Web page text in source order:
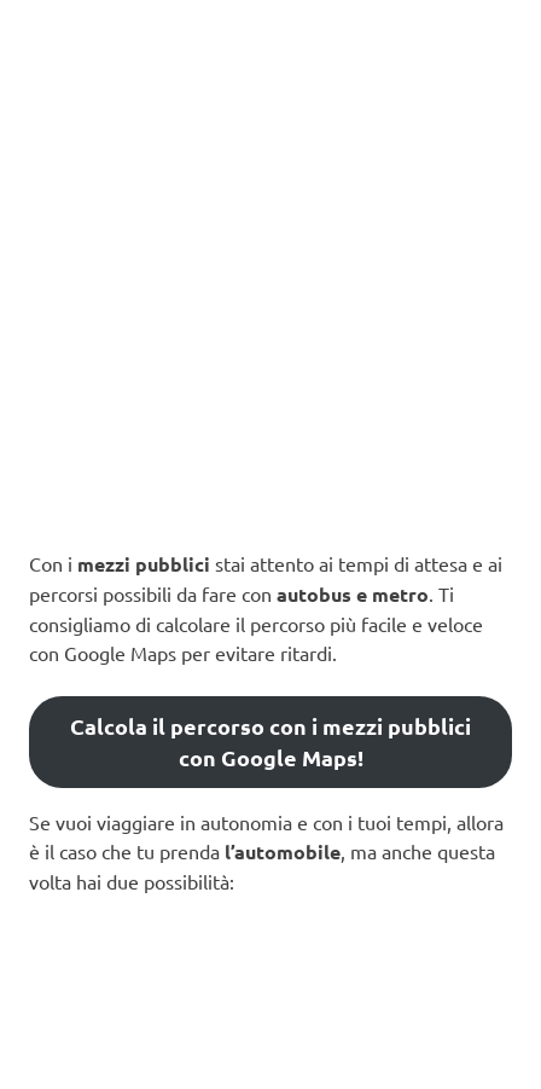
Con i mezzi pubblici stai attento ai tempi di attesa e ai
percorsi possibili da fare con autobus e metro. Ti
consigliamo di calcolare il percorso più facile e veloce
con Google Maps per evitare ritardi.
Calcola il percorso con i mezzi pubblici
con Google Maps!
Se vuoi viaggiare in autonomia e con i tuoi tempi, allora
è il caso che tu prenda l’automobile , ma anche questa
volta hai due possibilità: